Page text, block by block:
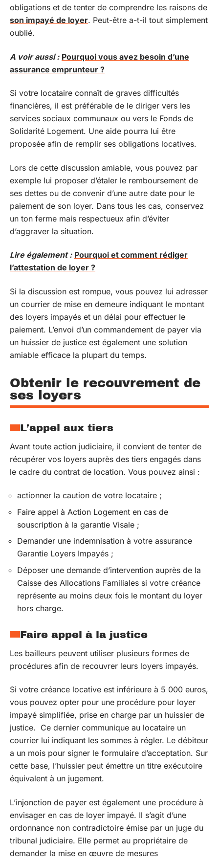
obligations et de tenter de comprendre les raisons de
son impayé de loyer. Peut-être a-t-il tout simplement
oublié.
A voir aussi : Pourquoi vous avez besoin d’une
assurance emprunteur ?
Si votre locataire connaît de graves difficultés
financières, il est préférable de le diriger vers les
services sociaux communaux ou vers le Fonds de
Solidarité Logement. Une aide pourra lui être
proposée afin de remplir ses obligations locatives.
Lors de cette discussion amiable, vous pouvez par
exemple lui proposer d’étaler le remboursement de
ses dettes ou de convenir d’une autre date pour le
paiement de son loyer. Dans tous les cas, conservez
un ton ferme mais respectueux afin d’éviter
d’aggraver la situation.
Lire également : Pourquoi et comment rédiger
l’attestation de loyer ?
Si la discussion est rompue, vous pouvez lui adresser
un courrier de mise en demeure indiquant le montant
des loyers impayés et un délai pour effectuer le
paiement. L’envoi d’un commandement de payer via
un huissier de justice est également une solution
amiable efficace la plupart du temps.
Obtenir le recouvrement de
ses loyers
L’appel aux tiers
Avant toute action judiciaire, il convient de tenter de
récupérer vos loyers auprès des tiers engagés dans
le cadre du contrat de location. Vous pouvez ainsi :
actionner la caution de votre locataire ;
Faire appel à Action Logement en cas de
souscription à la garantie Visale ;
Demander une indemnisation à votre assurance
Garantie Loyers Impayés ;
Déposer une demande d’intervention auprès de la
Caisse des Allocations Familiales si votre créance
représente au moins deux fois le montant du loyer
hors charge.
Faire appel à la justice
Les bailleurs peuvent utiliser plusieurs formes de
procédures afin de recouvrer leurs loyers impayés.
Si votre créance locative est inférieure à 5 000 euros,
vous pouvez opter pour une procédure pour loyer
impayé simplifiée, prise en charge par un huissier de
justice. Ce dernier communique au locataire un
courrier lui indiquant les sommes à régler. Le débiteur
a un mois pour signer le formulaire d’acceptation. Sur
cette base, l’huissier peut émettre un titre exécutoire
équivalent à un jugement.
L’injonction de payer est également une procédure à
envisager en cas de loyer impayé. Il s’agit d’une
ordonnance non contradictoire émise par un juge du
tribunal judiciaire. Elle permet au propriétaire de
demander la mise en œuvre de mesures